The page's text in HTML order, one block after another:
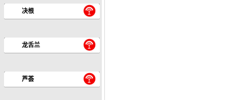
决根
龙舌兰
芦荟